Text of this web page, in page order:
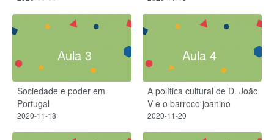
Aula 3
Sociedade e poder em
Portugal
2020-11-18
Aula 4
A política cultural de D. João
V e o barroco joanino
2020-11-20